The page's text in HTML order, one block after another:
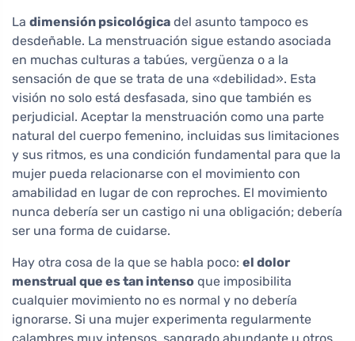
La dimensión psicológica del asunto tampoco es
desdeñable. La menstruación sigue estando asociada
en muchas culturas a tabúes, vergüenza o a la
sensación de que se trata de una «debilidad». Esta
visión no solo está desfasada, sino que también es
perjudicial. Aceptar la menstruación como una parte
natural del cuerpo femenino, incluidas sus limitaciones
y sus ritmos, es una condición fundamental para que la
mujer pueda relacionarse con el movimiento con
amabilidad en lugar de con reproches. El movimiento
nunca debería ser un castigo ni una obligación; debería
ser una forma de cuidarse.
Hay otra cosa de la que se habla poco: el dolor
menstrual que es tan intenso que imposibilita
cualquier movimiento no es normal y no debería
ignorarse. Si una mujer experimenta regularmente